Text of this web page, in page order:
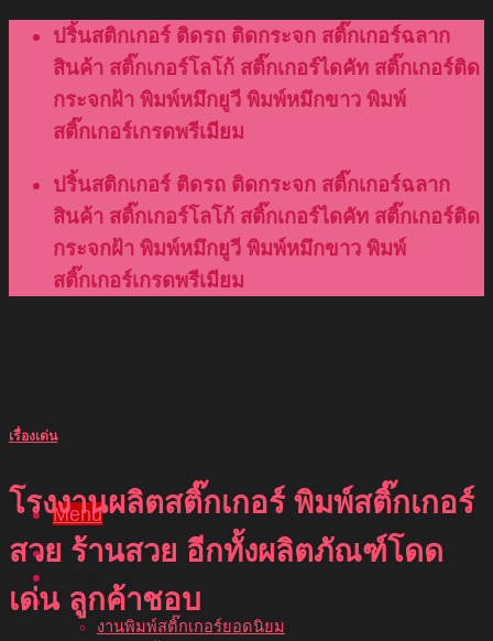
Skip
content
ปริ้นสติกเกอร์ ติดรถ ติดกระจก สติ๊กเกอร์ฉลาก
สินค้า สติ๊กเกอร์โลโก้ สติ๊กเกอร์ไดคัท สติ๊กเกอร์ติด
กระจกฝ้า พิมพ์หมึกยูวี พิมพ์หมึกขาว พิมพ์
สติ๊กเกอร์เกรดพรีเมียม
ปริ้นสติกเกอร์ ติดรถ ติดกระจก สติ๊กเกอร์ฉลาก
สินค้า สติ๊กเกอร์โลโก้ สติ๊กเกอร์ไดคัท สติ๊กเกอร์ติด
กระจกฝ้า พิมพ์หมึกยูวี พิมพ์หมึกขาว พิมพ์
สติ๊กเกอร์เกรดพรีเมียม
Menu
หน้าแรก
บริการของเรา
งานพิมพ์สติ๊กเกอร์ยอดนิยม
เรื่องเด่น
โรงงานผลิตสติ๊กเกอร์ พิมพ์สติ๊กเกอร์
สวย ร้านสวย อีกทั้งผลิตภัณฑ์โดด
เด่น ลูกค้าชอบ